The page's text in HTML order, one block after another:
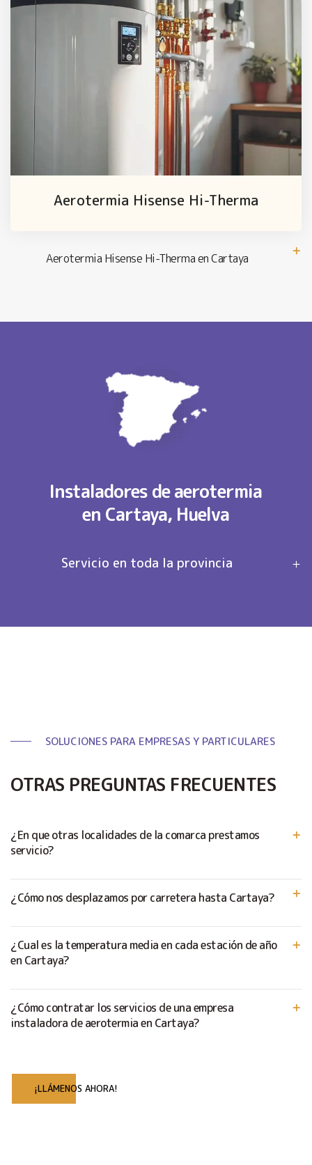
Aerotermia Hisense Hi-Therma
Aerotermia Hisense Hi-Therma en Cartaya
Instaladores de aerotermia
en Cartaya, Huelva
Servicio en toda la provincia
SOLUCIONES PARA EMPRESAS Y PARTICULARES
OTRAS PREGUNTAS FRECUENTES
¿En que otras localidades de la comarca prestamos
servicio?
¿Cómo nos desplazamos por carretera hasta Cartaya?
¿Cual es la temperatura media en cada estación de año
en Cartaya?
¿Cómo contratar los servicios de una empresa
instaladora de aerotermia en Cartaya?
¡LLÁMENOS AHORA!